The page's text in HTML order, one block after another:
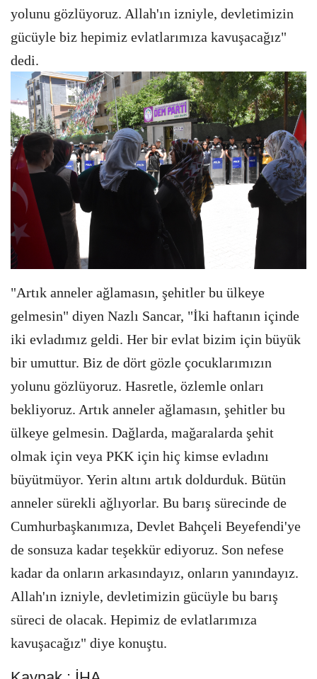
yolunu gözlüyoruz. Allah'ın izniyle, devletimizin
gücüyle biz hepimiz evlatlarımıza kavuşacağız"
dedi.
"Artık anneler ağlamasın, şehitler bu ülkeye
gelmesin" diyen Nazlı Sancar, "İki haftanın içinde
iki evladımız geldi. Her bir evlat bizim için büyük
bir umuttur. Biz de dört gözle çocuklarımızın
yolunu gözlüyoruz. Hasretle, özlemle onları
bekliyoruz. Artık anneler ağlamasın, şehitler bu
ülkeye gelmesin. Dağlarda, mağaralarda şehit
olmak için veya PKK için hiç kimse evladını
büyütmüyor. Yerin altını artık doldurduk. Bütün
anneler sürekli ağlıyorlar. Bu barış sürecinde de
Cumhurbaşkanımıza, Devlet Bahçeli Beyefendi'ye
de sonsuza kadar teşekkür ediyoruz. Son nefese
kadar da onların arkasındayız, onların yanındayız.
Allah'ın izniyle, devletimizin gücüyle bu barış
süreci de olacak. Hepimiz de evlatlarımıza
kavuşacağız" diye konuştu.